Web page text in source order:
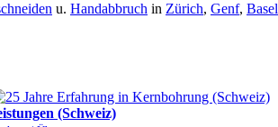
u. Handabbruch in Zürich, Genf, Basel
(Schweiz)